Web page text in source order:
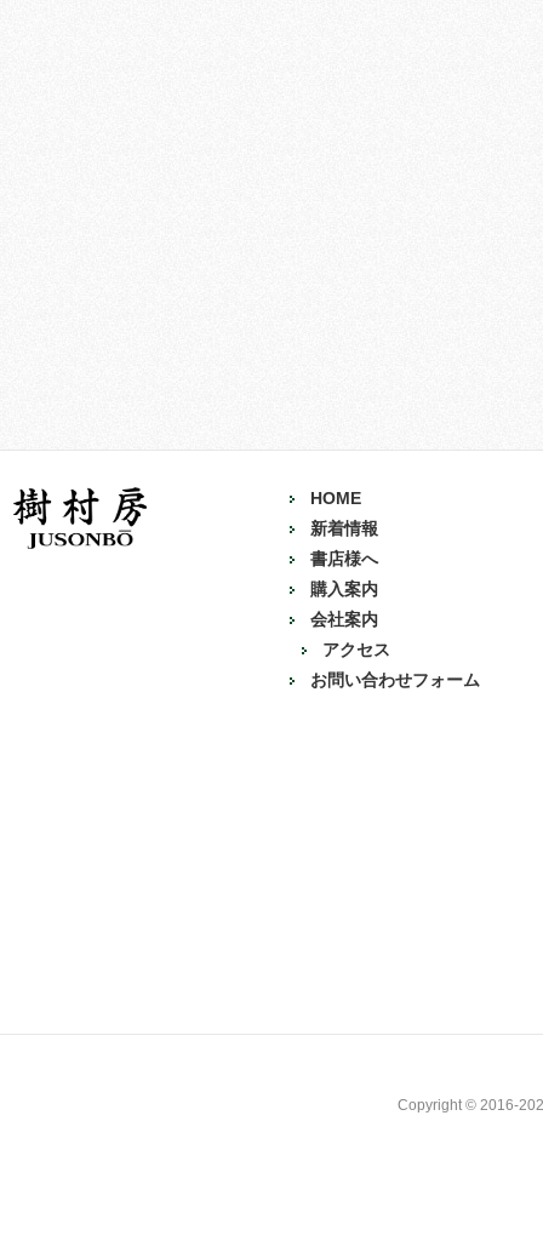
HOME
新着情報
書店様へ
購入案内
会社案内
アクセス
お問い合わせフォーム
Copyright © 2016-